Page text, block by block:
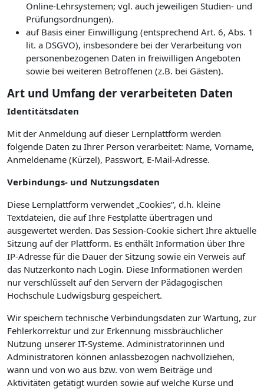
Online-Lehrsystemen; vgl. auch jeweiligen Studien- und
Prüfungsordnungen).
auf Basis einer Einwilligung (entsprechend Art. 6, Abs. 1
lit. a DSGVO), insbesondere bei der Verarbeitung von
personenbezogenen Daten in freiwilligen Angeboten
sowie bei weiteren Betroffenen (z.B. bei Gästen).
Art und Umfang der verarbeiteten Daten
Identitätsdaten
Mit der Anmeldung auf dieser Lernplattform werden
folgende Daten zu Ihrer Person verarbeitet: Name, Vorname,
Anmeldename (Kürzel), Passwort, E-Mail-Adresse.
Verbindungs- und Nutzungsdaten
Diese Lernplattform verwendet „Cookies“, d.h. kleine
Textdateien, die auf Ihre Festplatte übertragen und
ausgewertet werden. Das Session-Cookie sichert Ihre aktuelle
Sitzung auf der Plattform. Es enthält Information über Ihre
IP-Adresse für die Dauer der Sitzung sowie ein Verweis auf
das Nutzerkonto nach Login. Diese Informationen werden
nur verschlüsselt auf den Servern der Pädagogischen
Hochschule Ludwigsburg gespeichert.
Wir speichern technische Verbindungsdaten zur Wartung, zur
Fehlerkorrektur und zur Erkennung missbräuchlicher
Nutzung unserer IT-Systeme. Administratorinnen und
Administratoren können anlassbezogen nachvollziehen,
wann und von wo aus bzw. von wem Beiträge und
Aktivitäten getätigt wurden sowie auf welche Kurse und